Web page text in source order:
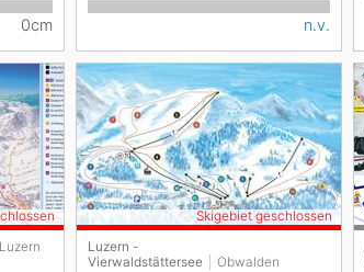
0cm n.v.
Luzern -
Vierwaldstättersee
Obwalden
Skigebiet geschlossen